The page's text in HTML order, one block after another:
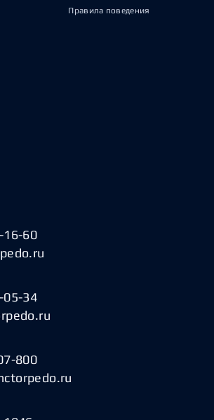
Правила поведения
16-60
05-34
800